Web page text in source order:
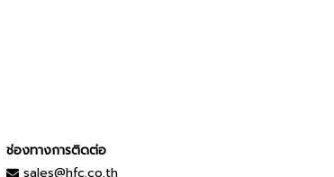
ช่องทางการติดต่อ
sales@hfc.co.th